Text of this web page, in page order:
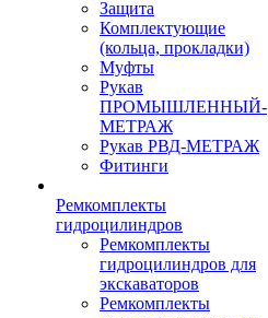
Защита
Комплектующие
(кольца, прокладки)
Муфты
Рукав
ПРОМЫШЛЕННЫЙ-
МЕТРАЖ
Рукав РВД-МЕТРАЖ
Фитинги
Ремкомплекты
гидроцилиндров
Ремкомплекты
гидроцилиндров для
экскаваторов
Ремкомплекты